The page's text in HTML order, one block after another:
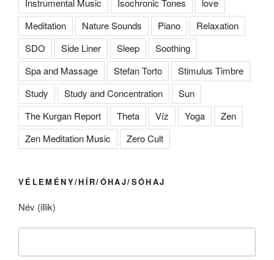
Instrumental Music Isochronic Tones
love
Meditation
Nature Sounds Piano
Relaxation
SDO
Side Liner Sleep
Soothing
Spa and Massage
Stefan Torto
Stimulus Timbre
Study
Study and Concentration
Sun
The Kurgan Report
Theta Víz Yoga
Zen
Zen Meditation Music
Zero Cult
VÉLEMÉNY/HÍR/ÓHAJ/SÓHAJ
Név (illik)